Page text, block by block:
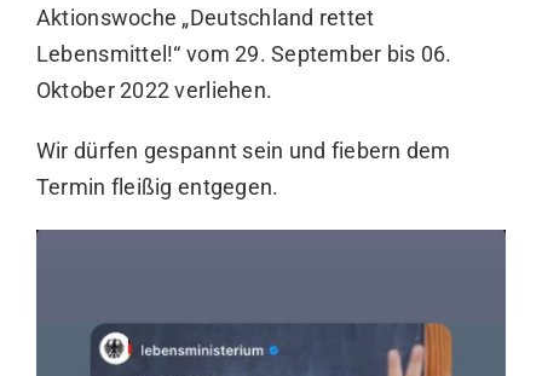
Aktionswoche „Deutschland rettet
Lebensmittel!“ vom 29. September bis 06.
Oktober 2022 verliehen.
Wir dürfen gespannt sein und fiebern dem
Termin fleißig entgegen.